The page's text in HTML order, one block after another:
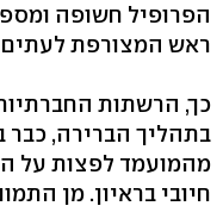
הפרופיל חשופה
ראש המצורפת לעתים
כך, הרשתות
בתהליך הברירה, כבר
מהמועמד לפצות על
חיובי בראיון. מן